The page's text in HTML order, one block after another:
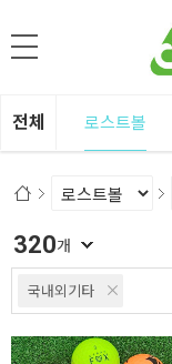
전체 로스트볼
국내외기타
320개